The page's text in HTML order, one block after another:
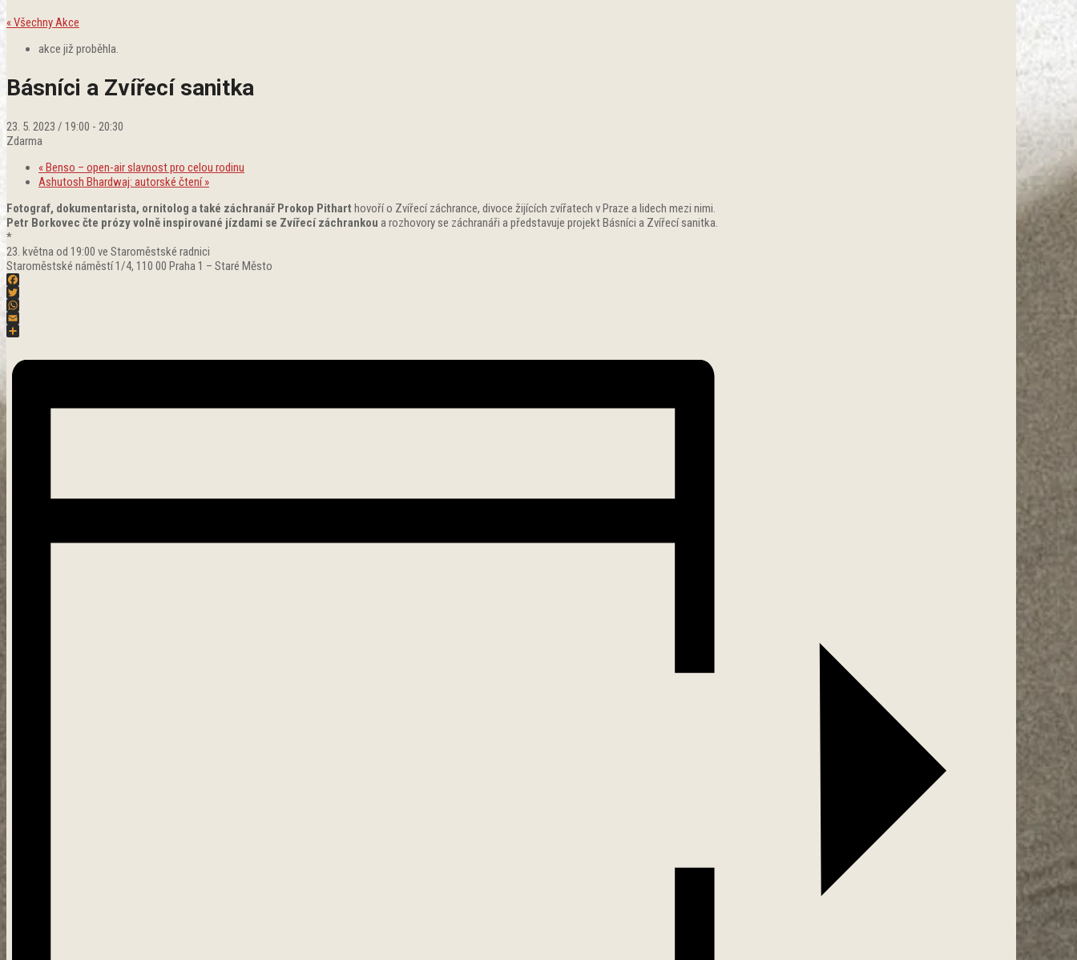
« Všechny Akce
akce již proběhla.
Básníci a Zvířecí sanitka
23. 5. 2023 / 19:00 - 20:30
Zdarma
« Benso – open-air slavnost pro celou rodinu
Ashutosh Bhardwaj: autorské čtení»
Fotograf, dokumentarista, ornitolog a také záchranář Prokop Pithart hovoří o Zvířecí záchrance, divoce žijících zvířatech v Praze a lidech mezi nimi.
Petr Borkovec čte prózy volně inspirované jízdami se Zvířecí záchrankou a rozhovory se záchranáři a představuje projekt Básníci a Zvířecí sanitka.
*
23. května od 19:00 ve Staroměstské radnici
Staroměstské náměstí 1/4, 110 00 Praha 1 – Staré Město
Facebook
Twitter
WhatsApp
Email